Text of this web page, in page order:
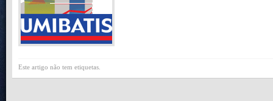
Este artigo não tem etiquetas.